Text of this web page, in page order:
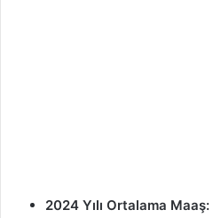
2024 Yılı Ortalama Maaş: